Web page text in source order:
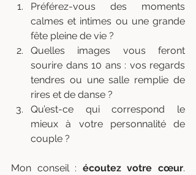
Préférez-vous des moments
calmes et intimes ou une grande
fête pleine de vie ?
Quelles images vous feront
sourire dans 10 ans : vos regards
tendres ou une salle remplie de
rires et de danse ?
Qu’est-ce qui correspond le
mieux à votre personnalité de
couple ?
Mon conseil : écoutez votre cœur.